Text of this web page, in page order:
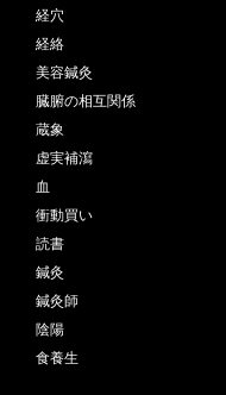
経穴
経絡
美容鍼灸
臓腑の相互関係
蔵象
虚実補瀉
血
衝動買い
読書
鍼灸
鍼灸師
陰陽
食養生